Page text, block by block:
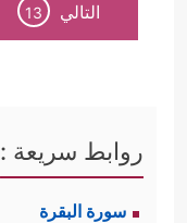
التالي 13
روابط سريعة :
سورة البقرة